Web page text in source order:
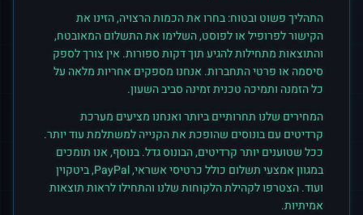
התהליך פשוט ובטוח: בחרו את הכמות הרצויה, הזינו את
הקישור לפרופיל או לפוסט, השלימו את התשלום המאובטח,
והתוצאות מתחילות להגיע תוך דקות ספורות. אין צורך לספק
סיסמה או פרטי התחברות. אנחנו מספקים אחריות מלאה על
כל הזמנה ותמיכה טכנית זמינה סביב השעון.
המחירים שלנו תחרותיים ביותר ואנחנו מציעים מערכת
קרדיטים עם בונוסים שהופכת את הקנייה למשתלמת עוד יותר.
ככל שטוענים יותר קרדיטים, הבונוס גדל. בנוסף, אנו תומכים
במגוון אמצעי תשלום כולל כרטיסי אשראי, PayPal, ביטקוין
ועוד. הצטרפו לקהילת הלקוחות שלנו והתחילו לראות תוצאות
אמיתיות.